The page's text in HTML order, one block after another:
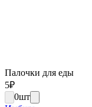
Палочки для еды
5₽
0шт